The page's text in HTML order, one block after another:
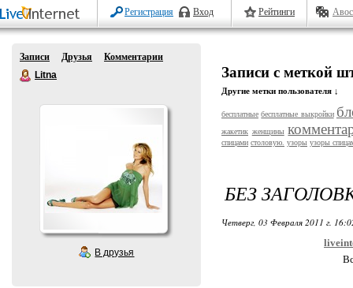
Регистрация Вход Рейтинги
Записи Друзья
Комментарии
Litna
В друзья
Записи с меткой
Другие метки пользователя ↓
бесплатные бесплатные выкройки
жакетик женщины
спицами столовую. узоры узоры
БЕЗ
Четверг, 03 Февраля 2011 г.